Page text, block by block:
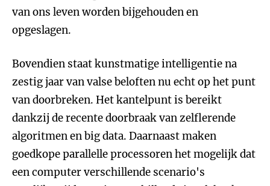
van ons leven worden bijgehouden en
opgeslagen.
Bovendien staat kunstmatige intelligentie na
zestig jaar van valse beloften nu echt op het punt
van doorbreken. Het kantelpunt is bereikt
dankzij de recente doorbraak van zelflerende
algoritmen en big data. Daarnaast maken
goedkope parallelle processoren het mogelijk dat
een computer verschillende scenario's